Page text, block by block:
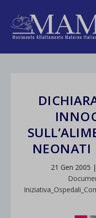
NEONATI
21 Gen 2005 |